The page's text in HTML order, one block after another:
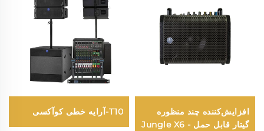
افزایش‌کننده چند منظوره
گیتار قابل حمل - Jungle X6
T10-آرایه خطی کوآکسی